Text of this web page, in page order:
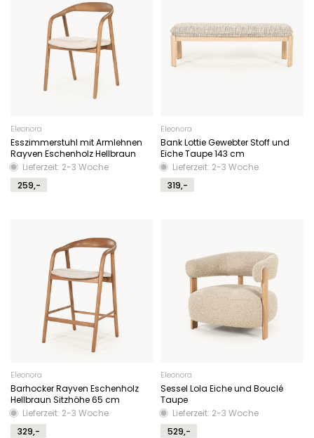
Eleonora
Esszimmerstuhl mit Armlehnen
Rayven Eschenholz Hellbraun
Lieferzeit: 2-3 Woche
259,-
Eleonora
Bank Lottie Gewebter Stoff und
Eiche Taupe 143 cm
Lieferzeit: 2-3 Woche
319,-
Eleonora
Barhocker Rayven Eschenholz
Hellbraun Sitzhöhe 65 cm
Lieferzeit: 2-3 Woche
329,-
Eleonora
Sessel Lola Eiche und Bouclé
Taupe
Lieferzeit: 2-3 Woche
529,-